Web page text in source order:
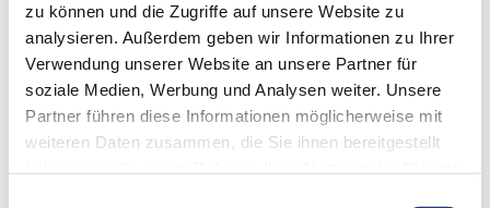
zu können und die Zugriffe auf unsere Website zu
analysieren. Außerdem geben wir Informationen zu Ihrer
Verwendung unserer Website an unsere Partner für
soziale Medien, Werbung und Analysen weiter. Unsere
Partner führen diese Informationen möglicherweise mit
weiteren Daten zusammen, die Sie ihnen bereitgestellt